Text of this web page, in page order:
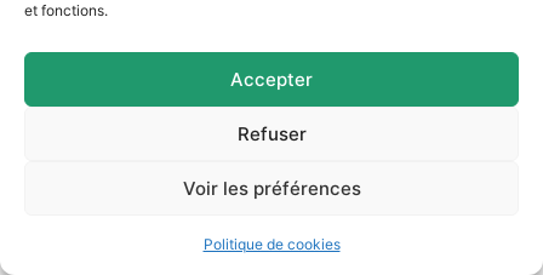
et fonctions.
Accepter
Refuser
Voir les préférences
Politique de cookies
Plan du site
Confidentialité
© 2026 Site & GRU développés par Utopia